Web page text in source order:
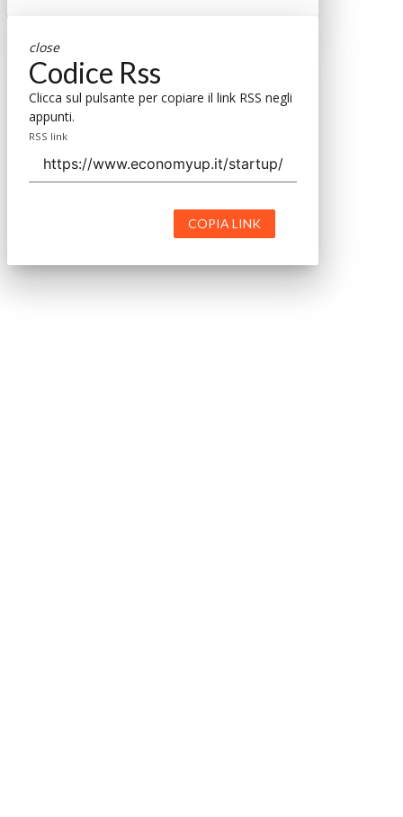
close
Codice Rss
Clicca sul pulsante per copiare il link RSS negli
appunti.
RSS link
COPIA LINK